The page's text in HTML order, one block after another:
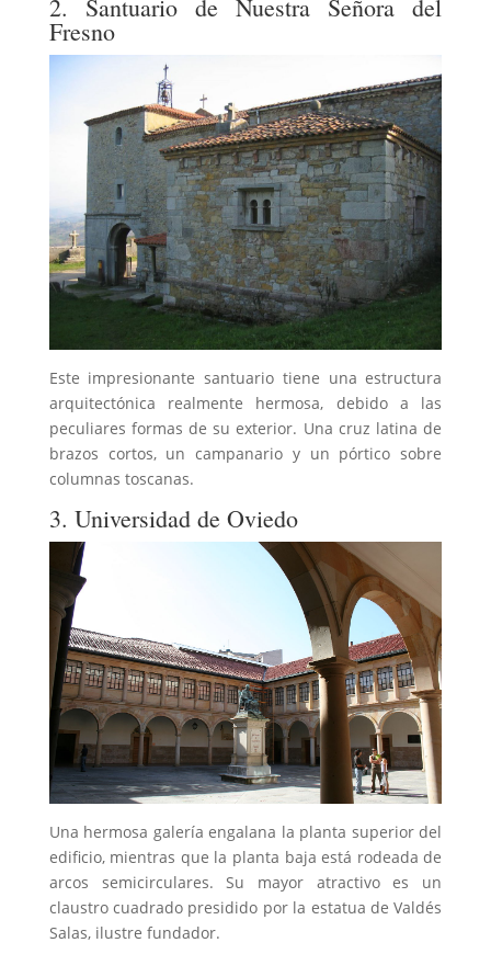
2. Santuario de Nuestra Señora del
Fresno
Este impresionante santuario tiene una estructura
arquitectónica realmente hermosa, debido a las
peculiares formas de su exterior. Una cruz latina de
brazos cortos, un campanario y un pórtico sobre
columnas toscanas.
3. Universidad de Oviedo
Una hermosa galería engalana la planta superior del
edificio, mientras que la planta baja está rodeada de
arcos semicirculares. Su mayor atractivo es un
claustro cuadrado presidido por la estatua de Valdés
Salas, ilustre fundador.